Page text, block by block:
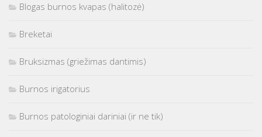
Blogas burnos kvapas (halitozė)
Breketai
Bruksizmas (griežimas dantimis)
Burnos irigatorius
Burnos patologiniai dariniai (ir ne tik)